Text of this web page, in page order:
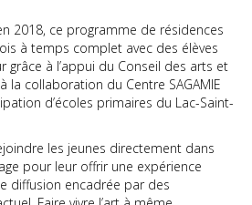
2018, ce programme de résidences
à temps complet avec des élèves
grâce à l’appui du Conseil des arts et
la collaboration du Centre SAGAMIE
d’écoles primaires du Lac-Saint-
les jeunes directement dans
pour leur offrir une expérience
diffusion encadrée par des